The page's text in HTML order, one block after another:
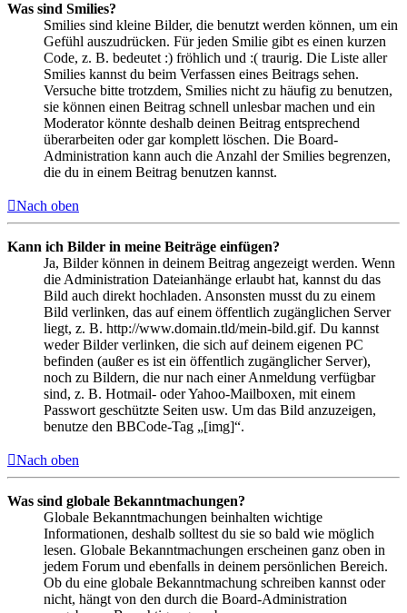
Was sind Smilies?
Smilies sind kleine Bilder, die benutzt werden können, um ein
Gefühl auszudrücken. Für jeden Smilie gibt es einen kurzen
Code, z. B. bedeutet :) fröhlich und :( traurig. Die Liste aller
Smilies kannst du beim Verfassen eines Beitrags sehen.
Versuche bitte trotzdem, Smilies nicht zu häufig zu benutzen,
sie können einen Beitrag schnell unlesbar machen und ein
Moderator könnte deshalb deinen Beitrag entsprechend
überarbeiten oder gar komplett löschen. Die Board-
Administration kann auch die Anzahl der Smilies begrenzen,
die du in einem Beitrag benutzen kannst.
Nach oben
Kann ich Bilder in meine Beiträge einfügen?
Ja, Bilder können in deinem Beitrag angezeigt werden. Wenn
die Administration Dateianhänge erlaubt hat, kannst du das
Bild auch direkt hochladen. Ansonsten musst du zu einem
Bild verlinken, das auf einem öffentlich zugänglichen Server
liegt, z. B. http://www.domain.tld/mein-bild.gif. Du kannst
weder Bilder verlinken, die sich auf deinem eigenen PC
befinden (außer es ist ein öffentlich zugänglicher Server),
noch zu Bildern, die nur nach einer Anmeldung verfügbar
sind, z. B. Hotmail- oder Yahoo-Mailboxen, mit einem
Passwort geschützte Seiten usw. Um das Bild anzuzeigen,
benutze den BBCode-Tag „[img]“.
Nach oben
Was sind globale Bekanntmachungen?
Globale Bekanntmachungen beinhalten wichtige
Informationen, deshalb solltest du sie so bald wie möglich
lesen. Globale Bekanntmachungen erscheinen ganz oben in
jedem Forum und ebenfalls in deinem persönlichen Bereich.
Ob du eine globale Bekanntmachung schreiben kannst oder
nicht, hängt von den durch die Board-Administration